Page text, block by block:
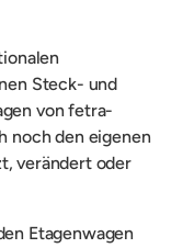
Steck- und
von fetra-
nochden eigenen
verändert oder
Etagenwagen